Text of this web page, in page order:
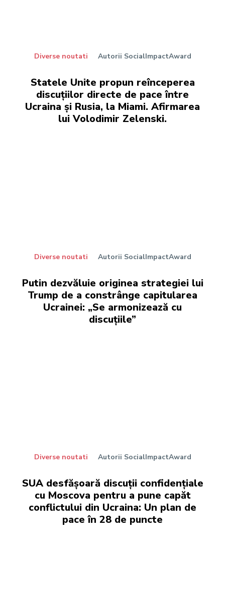
Diverse noutati Autorii SocialImpactAward
Statele Unite propun reînceperea
discuțiilor directe de pace între
Ucraina și Rusia, la Miami. Afirmarea
lui Volodimir Zelenski.
Diverse noutati Autorii SocialImpactAward
Putin dezvăluie originea strategiei lui
Trump de a constrânge capitularea
Ucrainei: „Se armonizează cu
discuțiile”
Diverse noutati Autorii SocialImpactAward
SUA desfășoară discuții confidențiale
cu Moscova pentru a pune capăt
conflictului din Ucraina: Un plan de
pace în 28 de puncte